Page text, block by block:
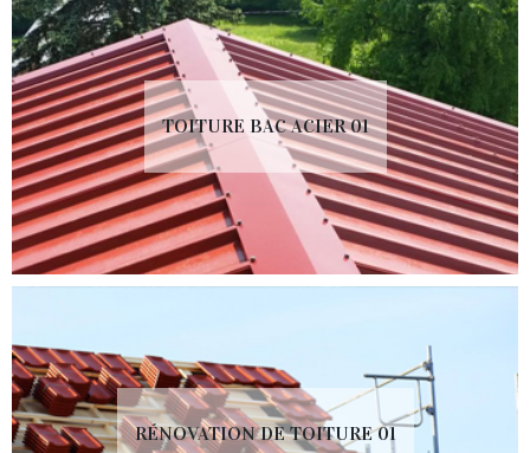
TOITURE BAC ACIER 01
RÉNOVATION DE TOITURE 01